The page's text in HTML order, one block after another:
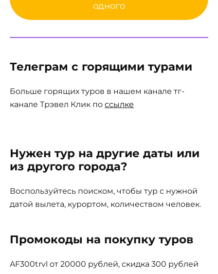
одного
Телеграм с горящими турами
Больше горящих туров в нашем канале тг-
канале Трэвел Клик по ссылке
Нужен тур на другие даты или
из другого города?
Воспользуйтесь поиском, чтобы тур с нужной
датой вылета, курортом, количеством человек.
Промокоды на покупку туров
AF300trvl от 20000 рублей, скидка 300 рублей